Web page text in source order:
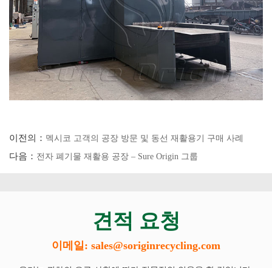
이전의： 멕시코 고객의 공장 방문 및 동선 재활용기 구매 사례
다음： 전자 폐기물 재활용 공장 – Sure Origin 그룹
견적 요청
이메일: sales@soriginrecycling.com